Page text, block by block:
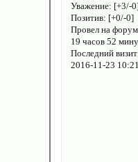
Уважение: [+3/-
Позитив: [+0/-0]
Провел на
19 часов 52
Последний
2016-11-23